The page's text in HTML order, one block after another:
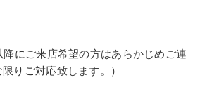
降にご来店希望の方はあらかじめご連
りご対応致します。）